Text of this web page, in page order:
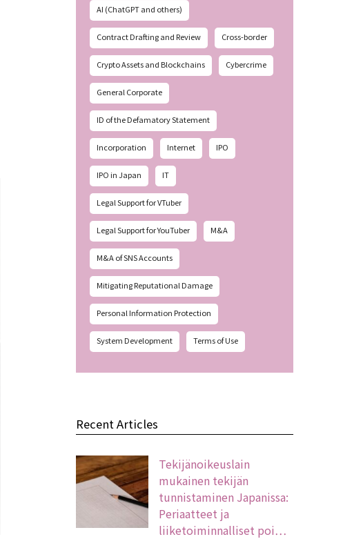
AI (ChatGPT and others)
Contract Drafting and Review Cross-border
Crypto Assets and Blockchains Cybercrime
General Corporate
ID of the Defamatory Statement
Incorporation Internet IPO
IPO in Japan IT
Legal Support for VTuber
Legal Support for YouTuber M&A
M&A of SNS Accounts
Mitigating Reputational Damage
Personal Information Protection
System Development Terms of Use
Recent Articles
Tekijänoikeuslain
mukainen tekijän
tunnistaminen Japanissa:
Periaatteet ja
liiketoiminnalliset poi…